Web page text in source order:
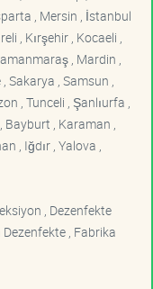
, Mersin , İstanbul
, Kırşehir , Kocaeli ,
, Mardin ,
Sakarya , Samsun ,
, Tunceli , Şanlıurfa ,
, Karaman ,
, Iğdır , Yalova ,
, Dezenfekte
, Fabrika